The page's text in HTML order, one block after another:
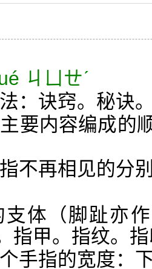
ㄐㄩㄝˊ
：诀窍。秘诀
要内容编成的
不再相见的分
体（脚趾亦作
指甲。指纹。
手指的宽度：